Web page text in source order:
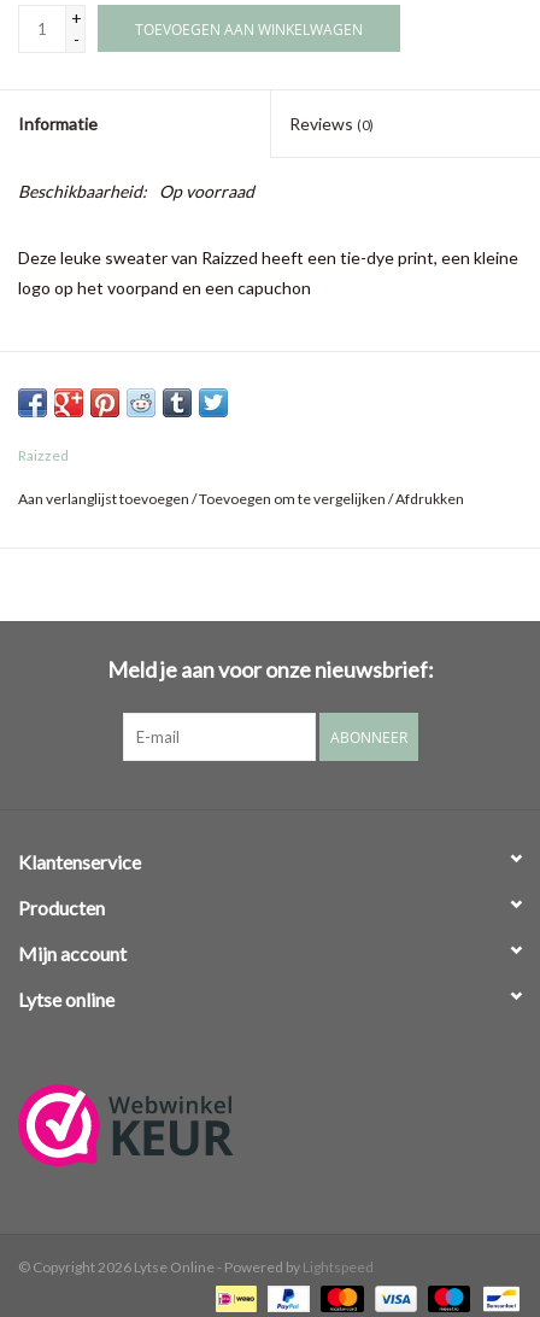
+
-
TOEVOEGEN AAN WINKELWAGEN
Informatie Reviews (0)
Beschikbaarheid: Op voorraad
Deze leuke sweater van Raizzed heeft een tie-dye print, een kleine
logo op het voorpand en een capuchon
Raizzed
Aan verlanglijst toevoegen /Toevoegen om te vergelijken /Afdrukken
Meld je aan voor onze nieuwsbrief:
ABONNEER
Klantenservice
Producten
Mijn account
Lytse online
© Copyright 2026 Lytse Online - Powered by Lightspeed